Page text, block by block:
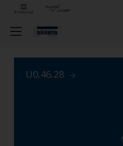
U0.46.28